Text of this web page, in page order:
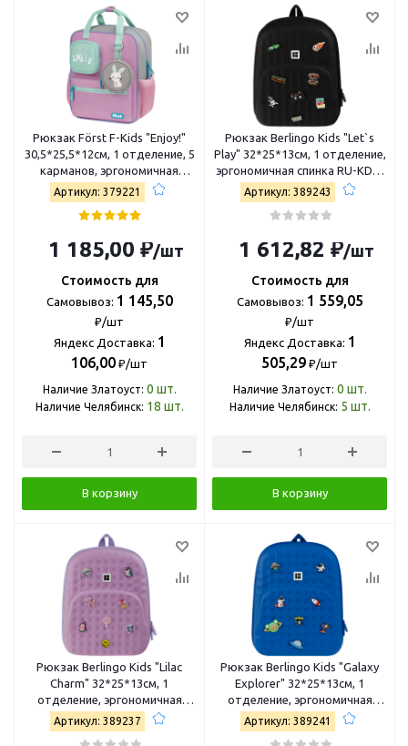
Рюкзак Först F-Kids "Enjoy!"
30,5*25,5*12см, 1 отделение, 5
карманов, эргономичная
спинка FT-KB-022503
Артикул: 379221
1 185,00 ₽/шт
Стоимость для
Самовывоз: 1 145,50
₽/шт
Яндекс Доставка: 1
106,00 ₽/шт
Наличие Златоуст: 0 шт.
Наличие Челябинск: 18 шт.
В корзину
Рюкзак Berlingo Kids "Let`s
Play" 32*25*13см, 1 отделение,
эргономичная спинка RU-KDS-
20264
Артикул: 389243
1 612,82 ₽/шт
Стоимость для
Самовывоз: 1 559,05
₽/шт
Яндекс Доставка: 1
505,29 ₽/шт
Наличие Златоуст: 0 шт.
Наличие Челябинск: 5 шт.
В корзину
Рюкзак Berlingo Kids "Lilac
Charm" 32*25*13см, 1
отделение, эргономичная
спинка RU-KDS-20261
Артикул: 389237
Рюкзак Berlingo Kids "Galaxy
Explorer" 32*25*13см, 1
отделение, эргономичная
спинка RU-KDS-20263
Артикул: 389241